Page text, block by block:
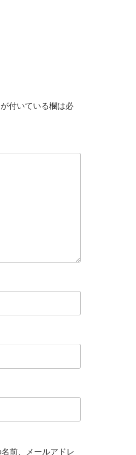
が付いている欄は必
前、メールアドレ